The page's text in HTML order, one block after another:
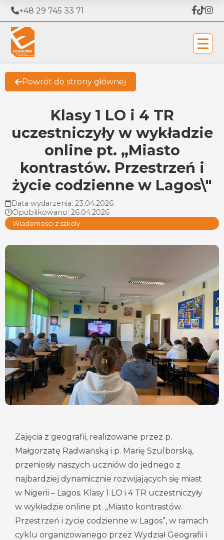
+48 29 745 33 71
Powrót do strony głównej
Klasy 1 LO i 4 TR
uczestniczyły w wykładzie
online pt. „Miasto
kontrastów. Przestrzeń i
życie codzienne w Lagos\"
Data wydarzenia: 23.04.2026
Opublikowano: 26.04.2026
Wiadomosci z szkoly
Zajęcia z geografii, realizowane przez p.
Małgorzatę Radwańską i p. Marię Szulborską,
przeniosły naszych uczniów do jednego z
najbardziej dynamicznie rozwijających się miast
w Nigerii – Lagos. Klasy 1 LO i 4 TR uczestniczyły
w wykładzie online pt. „Miasto kontrastów.
Przestrzeń i życie codzienne w Lagos”, w ramach
cyklu organizowanego przez Wydział Geografii i